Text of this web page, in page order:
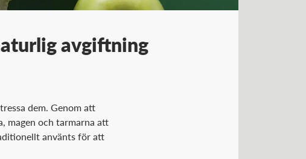
avgiftning
dem. Genom att
magen och tarmarna att
använts för att